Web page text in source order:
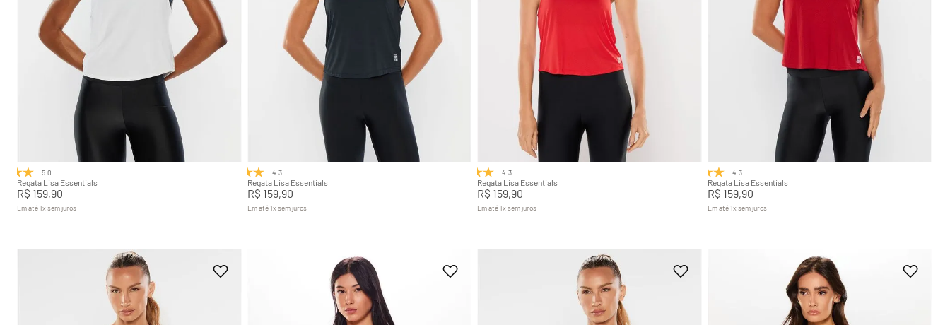
Adicionar na sacola
5.0
Regata Lisa Essentials
R$ 159,90
Em até 1xsem juros
GG
Adicionar na sacola
4.3
Regata Lisa Essentials
R$ 159,90
Em até 1xsem juros
P GG
Adicionar na sacola
4.3
Regata Lisa Essentials
R$ 159,90
Em até 1xsem juros
GG
Adicionar na sacola
4.3
Regata Lisa Essentials
R$ 159,90
Em até 1xsem juros